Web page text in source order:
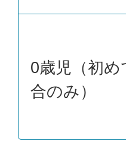
0歳児（初
合のみ）